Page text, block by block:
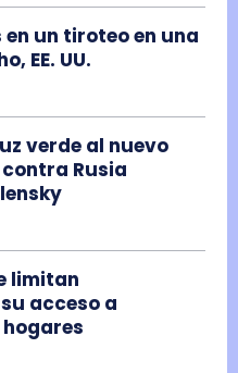
un tiroteo en una
EE. UU.
verde al nuevo
Rusia
limitan
acceso a